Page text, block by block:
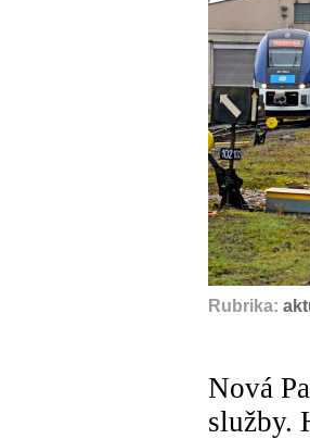
Rubrika:
Nová
služby.